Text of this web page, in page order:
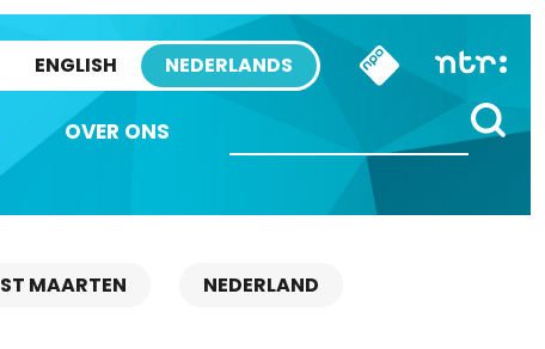
ENGLISH NEDERLANDS
OVER ONS
ST MAARTEN NEDERLAND